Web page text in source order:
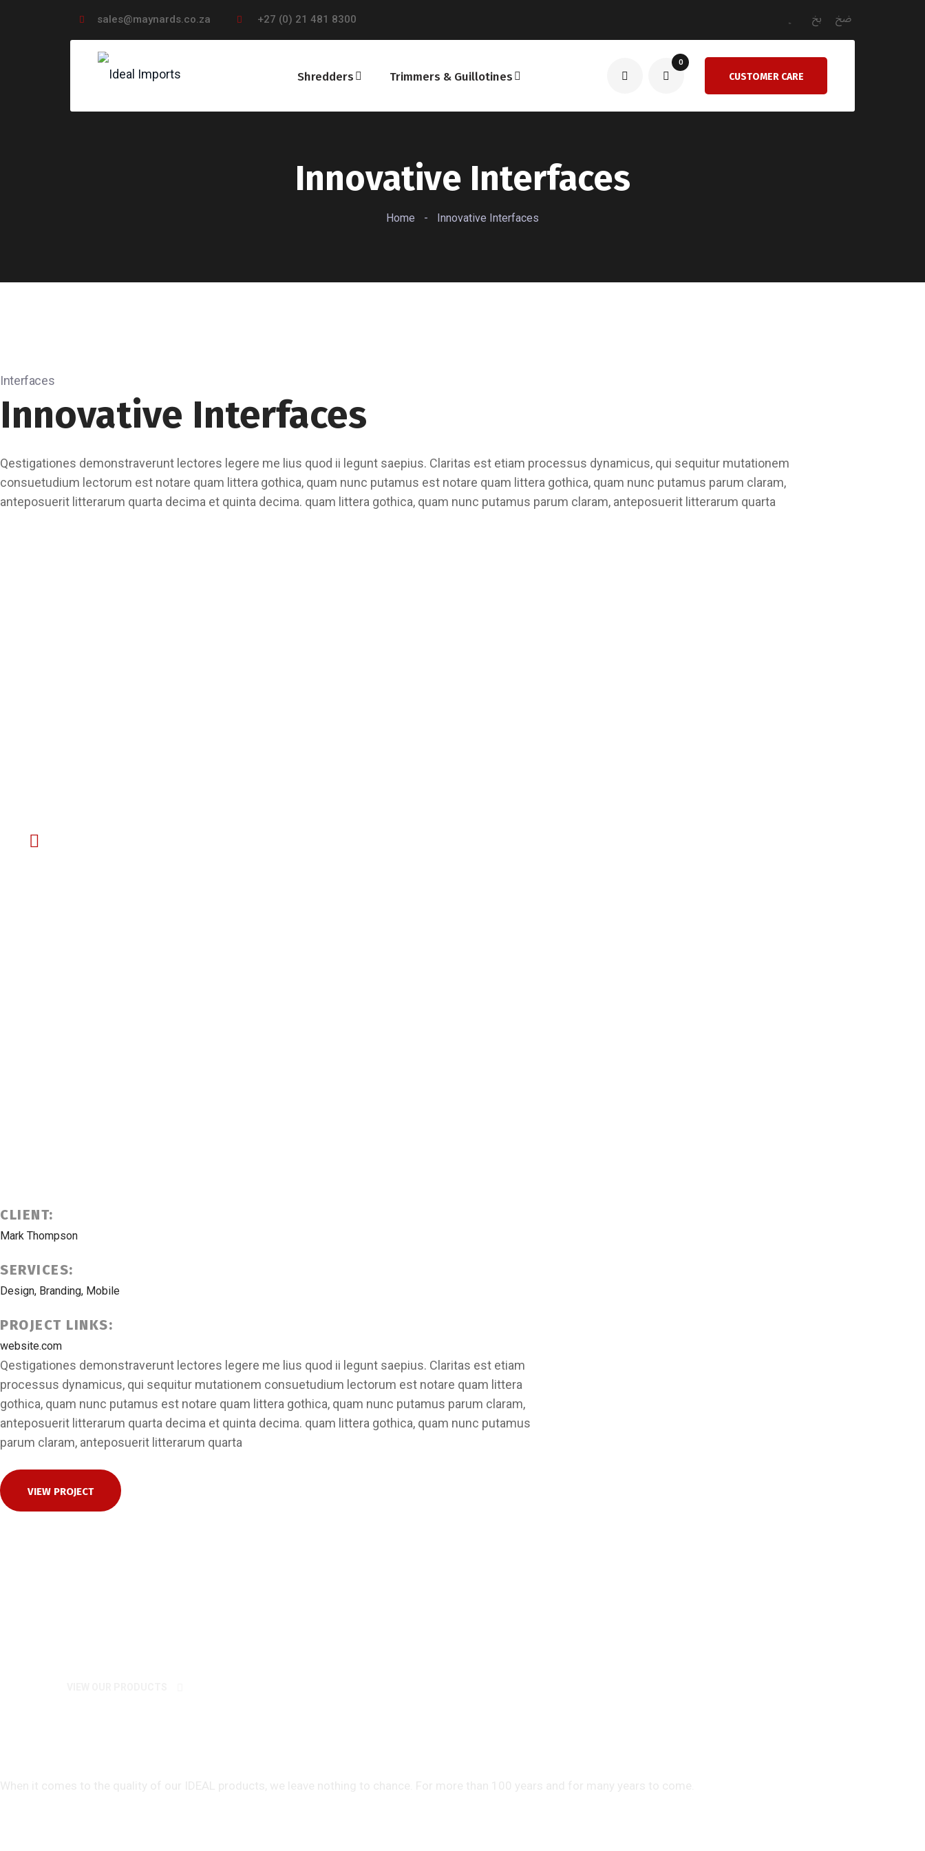
sales@maynards.co.za +27 (0) 21 481 8300
Shredders Trimmers & Guillotines
0
CUSTOMER CARE
Innovative Interfaces
Home - Innovative Interfaces
Interfaces
Innovative Interfaces
Qestigationes demonstraverunt lectores legere me lius quod ii legunt saepius. Claritas est etiam processus dynamicus, qui sequitur mutationem
consuetudium lectorum est notare quam littera gothica, quam nunc putamus est notare quam littera gothica, quam nunc putamus parum claram,
anteposuerit litterarum quarta decima et quinta decima. quam littera gothica, quam nunc putamus parum claram, anteposuerit litterarum quarta
CLIENT:
Mark Thompson
SERVICES:
Design, Branding, Mobile
PROJECT LINKS:
website.com
Qestigationes demonstraverunt lectores legere me lius quod ii legunt saepius. Claritas est etiam
processus dynamicus, qui sequitur mutationem consuetudium lectorum est notare quam littera
gothica, quam nunc putamus est notare quam littera gothica, quam nunc putamus parum claram,
anteposuerit litterarum quarta decima et quinta decima. quam littera gothica, quam nunc putamus
parum claram, anteposuerit litterarum quarta
VIEW PROJECT